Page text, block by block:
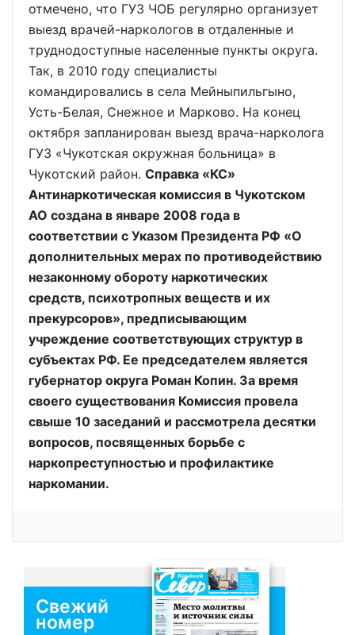
отмечено, что ГУЗ ЧОБ регулярно организует
выезд врачей-наркологов в отдаленные и
труднодоступные населенные пункты округа.
Так, в 2010 году специалисты
командировались в села Мейныпильгыно,
Усть-Белая, Снежное и Марково. На конец
октября запланирован выезд врача-нарколога
ГУЗ «Чукотская окружная больница» в
Чукотский район. Справка «КС»
Антинаркотическая комиссия в Чукотском
АО создана в январе 2008 года в
соответствии с Указом Президента РФ «О
дополнительных мерах по противодействию
незаконному обороту наркотических
средств, психотропных веществ и их
прекурсоров», предписывающим
учреждение соответствующих структур в
субъектах РФ. Ее председателем является
губернатор округа Роман Копин. За время
своего существования Комиссия провела
свыше 10 заседаний и рассмотрела десятки
вопросов, посвященных борьбе с
наркопреступностью и профилактике
наркомании.
Свежий
номер